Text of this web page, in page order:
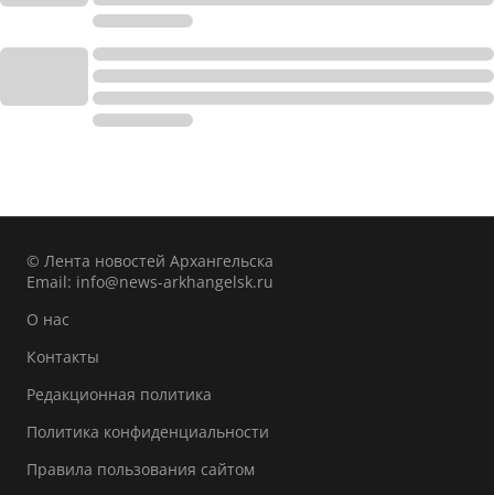
© Лента новостей Архангельска
Email: info@news-arkhangelsk.ru
О нас
Контакты
Редакционная политика
Политика конфиденциальности
Правила пользования сайтом